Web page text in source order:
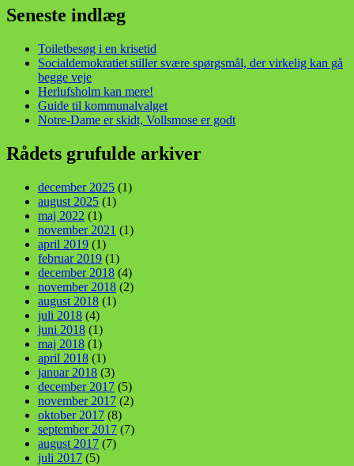
Seneste indlæg
Toiletbesøg i en krisetid
Socialdemokratiet stiller svære spørgsmål, der virkelig kan gå
begge veje
Herlufsholm kan mere!
Guide til kommunalvalget
Notre-Dame er skidt, Vollsmose er godt
Rådets grufulde arkiver
december 2025 (1)
august 2025 (1)
maj 2022 (1)
november 2021 (1)
april 2019 (1)
februar 2019 (1)
december 2018 (4)
november 2018 (2)
august 2018 (1)
juli 2018 (4)
juni 2018 (1)
maj 2018 (1)
april 2018 (1)
januar 2018 (3)
december 2017 (5)
november 2017 (2)
oktober 2017 (8)
september 2017 (7)
august 2017 (7)
juli 2017 (5)